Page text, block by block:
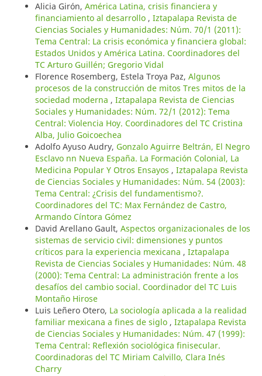
Alicia Girón, América Latina, crisis financiera y
financiamiento al desarrollo , Iztapalapa Revista de
Ciencias Sociales y Humanidades: Núm. 70/1 (2011):
Tema Central: La crisis económica y financiera global:
Estados Unidos y América Latina. Coordinadores del
TC Arturo Guillén; Gregorio Vidal
Florence Rosemberg, Estela Troya Paz, Algunos
procesos de la construcción de mitos Tres mitos de la
sociedad moderna , Iztapalapa Revista de Ciencias
Sociales y Humanidades: Núm. 72/1 (2012): Tema
Central: Violencia Hoy. Coordinadores del TC Cristina
Alba, Julio Goicoechea
Adolfo Ayuso Audry, Gonzalo Aguirre Beltrán, El Negro
Esclavo nn Nueva España. La Formación Colonial, La
Medicina Popular Y Otros Ensayos , Iztapalapa Revista
de Ciencias Sociales y Humanidades: Núm. 54 (2003):
Tema Central: ¿Crisis del fundamentismo?.
Coordinadores del TC: Max Fernández de Castro,
Armando Cíntora Gómez
David Arellano Gault, Aspectos organizacionales de los
sistemas de servicio civil: dimensiones y puntos
críticos para la experiencia mexicana , Iztapalapa
Revista de Ciencias Sociales y Humanidades: Núm. 48
(2000): Tema Central: La administración frente a los
desafíos del cambio social. Coordinador del TC Luis
Montaño Hirose
Luis Leñero Otero, La sociología aplicada a la realidad
familiar mexicana a fines de siglo , Iztapalapa Revista
de Ciencias Sociales y Humanidades: Núm. 47 (1999):
Tema Central: Reflexión sociológica finisecular.
Coordinadoras del TC Miriam Calvillo, Clara Inés
Charry